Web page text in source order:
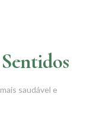
saudável e